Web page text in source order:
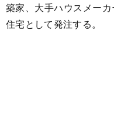
築家、大手ハウスメー
住宅として発注する。